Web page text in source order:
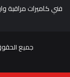
فني كاميرات مراقبة واره /
جميع